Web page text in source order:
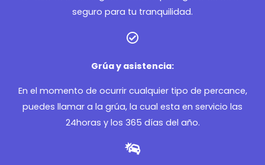
seguro para tu tranquilidad.
Grúa y asistencia:
En el momento de ocurrir cualquier tipo de percance,
puedes llamar a la grúa, la cual esta en servicio las
24horas y los 365 días del año.